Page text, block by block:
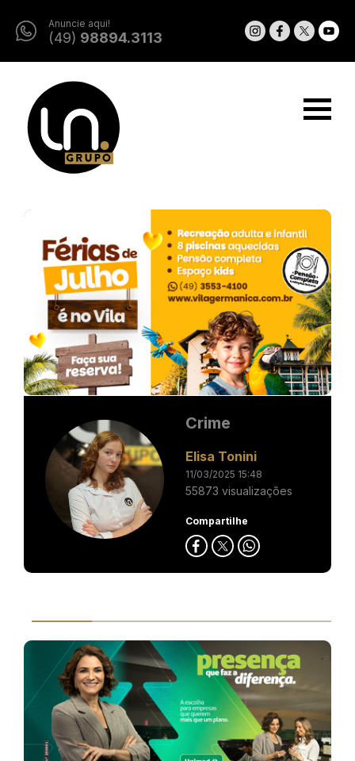
Anuncie aqui!
(49) 98894.3113
Crime
Elisa Tonini
11/03/2025 15:48
55873 visualizações
Compartilhe